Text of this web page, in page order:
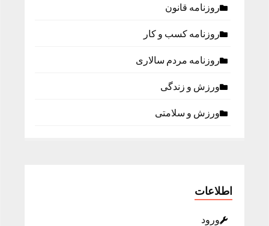
روزنامه قانون
روزنامه كسب و كار
روزنامه مردم سالاری
ورزش و زندگی
ورزش و سلامتی
اطلاعات
ورود